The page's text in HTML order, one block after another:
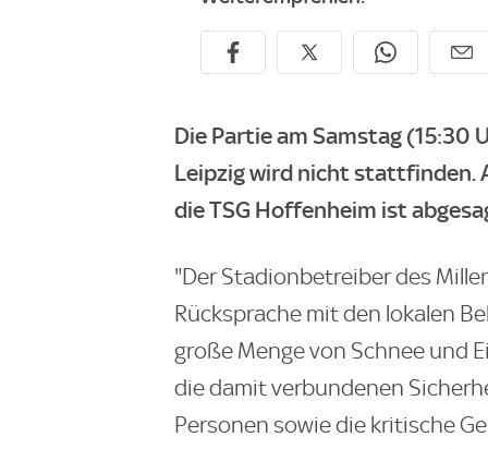
Die Partie am Samstag (15:30
Leipzig wird nicht stattfinden.
die TSG Hoffenheim ist
"Der Stadionbetreiber des
Rücksprache mit den lokalen
große Menge von Schnee und
die damit verbundenen
Personen sowie die kritische